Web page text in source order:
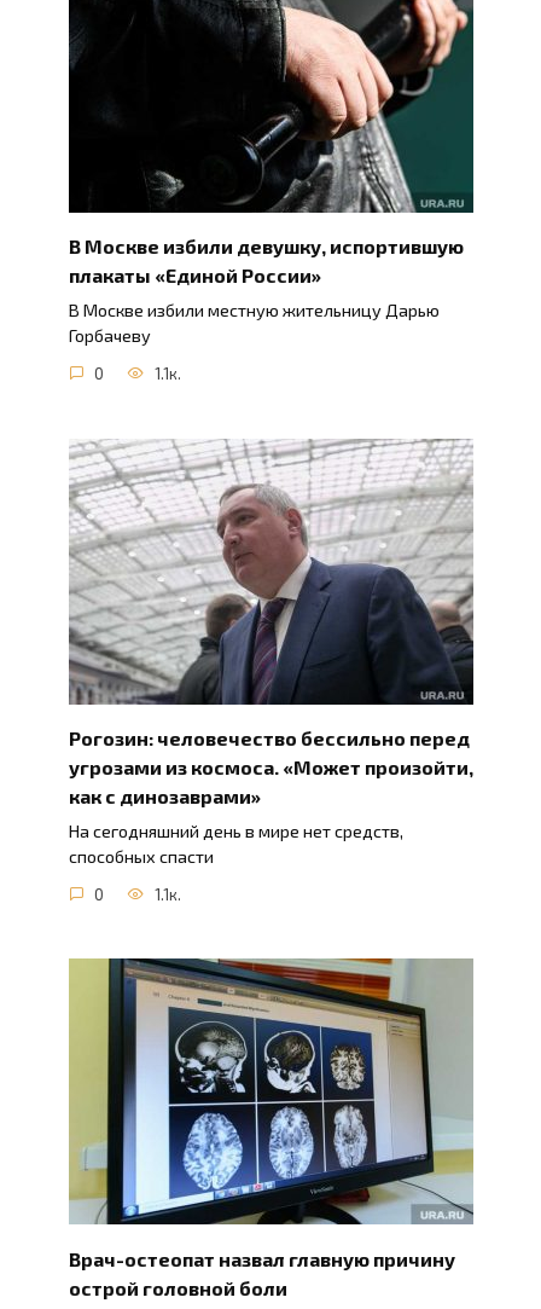
В Москве избили девушку, испортившую
плакаты «Единой России»
В Москве избили местную жительницу Дарью
Горбачеву
0 1.1к.
Рогозин: человечество бессильно перед
угрозами из космоса. «Может произойти,
как с динозаврами»
На сегодняшний день в мире нет средств,
способных спасти
0 1.1к.
Врач-остеопат назвал главную причину
острой головной боли